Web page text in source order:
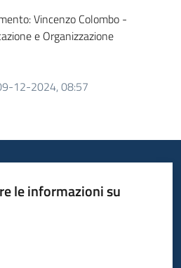
Vincenzo Colombo -
e Organizzazione
12-2024, 08:57
le informazioni su